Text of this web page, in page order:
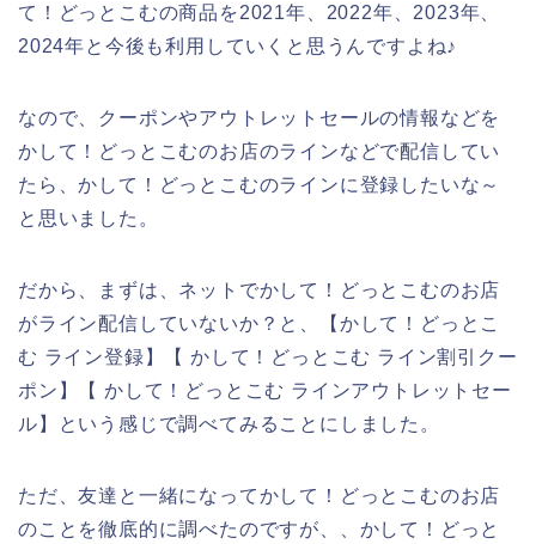
て！どっとこむの商品を2021年、2022年、2023年、
2024年と今後も利用していくと思うんですよね♪
なので、クーポンやアウトレットセールの情報などを
かして！どっとこむのお店のラインなどで配信してい
たら、かして！どっとこむのラインに登録したいな～
と思いました。
だから、まずは、ネットでかして！どっとこむのお店
がライン配信していないか？と、【かして！どっとこ
む ライン登録】【 かして！どっとこむ ライン割引クー
ポン】【 かして！どっとこむ ラインアウトレットセー
ル】という感じで調べてみることにしました。
ただ、友達と一緒になってかして！どっとこむのお店
のことを徹底的に調べたのですが、、かして！どっと